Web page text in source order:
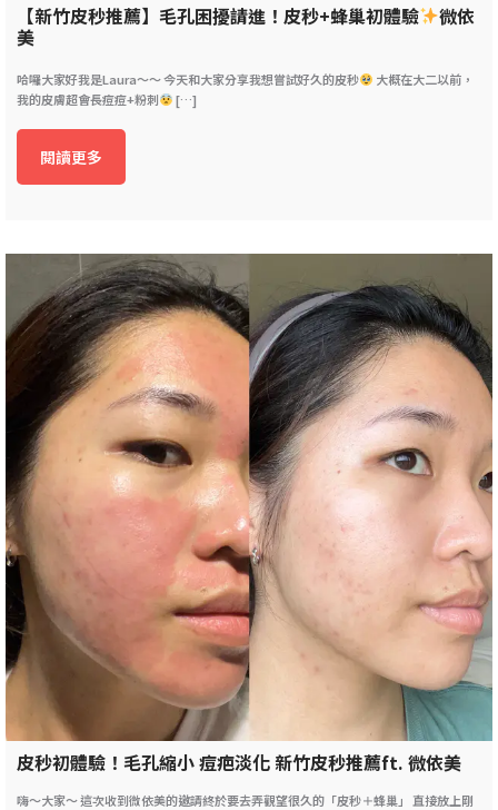
【新竹皮秒推薦】毛孔困擾請進！皮秒+蜂巢初體驗 微依
美
哈囉大家好我是Laura～～ 今天和大家分享我想嘗試好久的皮秒
大概在大二以前，
我的皮膚超會長痘痘+粉刺
[…]
閱讀更多
皮秒初體驗！毛孔縮小 痘疤淡化 新竹皮秒推薦ft. 微依美
嗨～大家～ 這次收到微依美的邀請終於要去弄觀望很久的「皮秒＋蜂巢」 直接放上剛